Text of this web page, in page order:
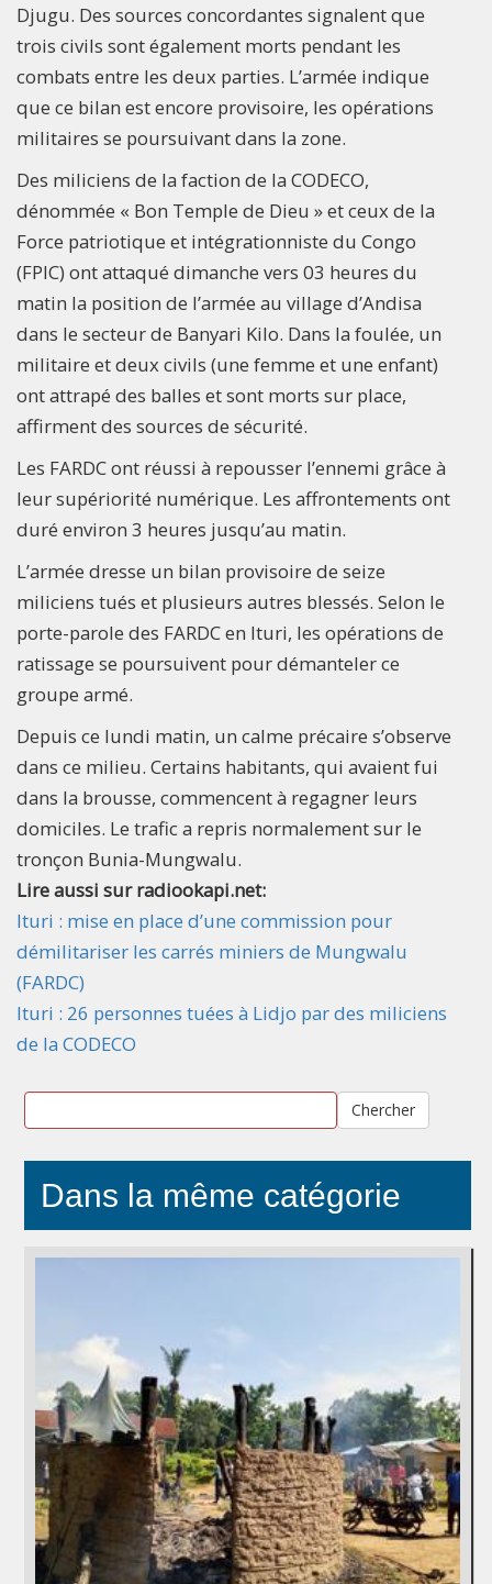
Djugu. Des sources concordantes signalent que
trois civils sont également morts pendant les
combats entre les deux parties. L’armée indique
que ce bilan est encore provisoire, les opérations
militaires se poursuivant dans la zone.
Des miliciens de la faction de la CODECO,
dénommée « Bon Temple de Dieu » et ceux de la
Force patriotique et intégrationniste du Congo
(FPIC) ont attaqué dimanche vers 03 heures du
matin la position de l’armée au village d’Andisa
dans le secteur de Banyari Kilo. Dans la foulée, un
militaire et deux civils (une femme et une enfant)
ont attrapé des balles et sont morts sur place,
affirment des sources de sécurité.
Les FARDC ont réussi à repousser l’ennemi grâce à
leur supériorité numérique. Les affrontements ont
duré environ 3 heures jusqu’au matin.
L’armée dresse un bilan provisoire de seize
miliciens tués et plusieurs autres blessés. Selon le
porte-parole des FARDC en Ituri, les opérations de
ratissage se poursuivent pour démanteler ce
groupe armé.
Depuis ce lundi matin, un calme précaire s’observe
dans ce milieu. Certains habitants, qui avaient fui
dans la brousse, commencent à regagner leurs
domiciles. Le trafic a repris normalement sur le
tronçon Bunia-Mungwalu.
Lire aussi sur radiookapi.net:
Ituri : mise en place d’une commission pour
démilitariser les carrés miniers de Mungwalu
(FARDC)
Ituri : 26 personnes tuées à Lidjo par des miliciens
de la CODECO
Chercher
Dans la même catégorie